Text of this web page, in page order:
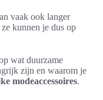
vaak ook langer
kunnen je dus op
wat duurzame
zijn en waarom je
modeaccessoires.